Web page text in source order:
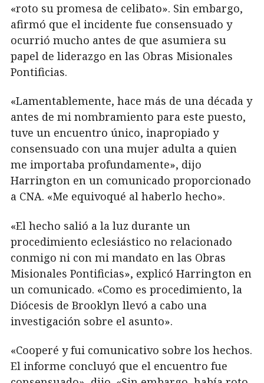
«roto su promesa de celibato». Sin embargo,
afirmó que el incidente fue consensuado y
ocurrió mucho antes de que asumiera su
papel de liderazgo en las Obras Misionales
Pontificias.
«Lamentablemente, hace más de una década y
antes de mi nombramiento para este puesto,
tuve un encuentro único, inapropiado y
consensuado con una mujer adulta a quien
me importaba profundamente», dijo
Harrington en un comunicado proporcionado
a CNA. «Me equivoqué al haberlo hecho».
«El hecho salió a la luz durante un
procedimiento eclesiástico no relacionado
conmigo ni con mi mandato en las Obras
Misionales Pontificias», explicó Harrington en
un comunicado. «Como es procedimiento, la
Diócesis de Brooklyn llevó a cabo una
investigación sobre el asunto».
«Cooperé y fui comunicativo sobre los hechos.
El informe concluyó que el encuentro fue